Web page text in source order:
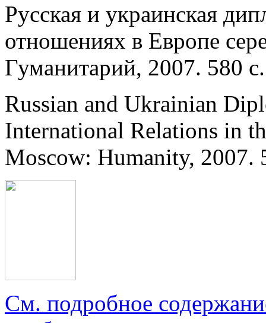
Русская и украинская
отношениях в Европе
Гуманитарий, 2007. 580 с.
Russian and Ukrainian
International Relations in
Moscow: Humanity, 2007.
См. подробное